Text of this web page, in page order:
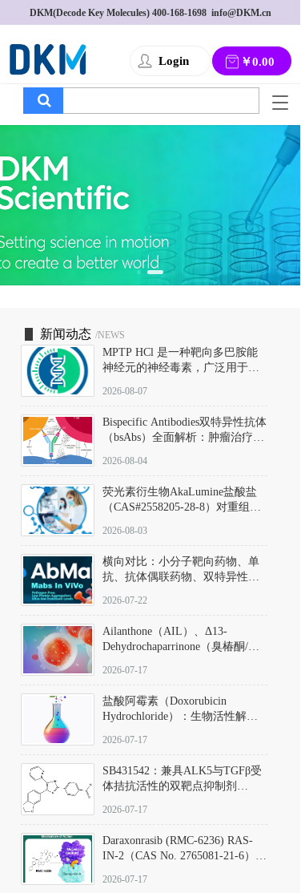
DKM(Decode Key Molecules) 400-168-1698
  info@DKM.cn
Login ￥0.00
T
g
g
l
a
v
i
g
a
新闻动态 /NEWS
MPTP HCl 是一种靶向多巴胺能
神经元的神经毒素，广泛用于构
以盐酸盐形式存在，可触发线粒
体介导的神经元凋亡。其经典应
用即为选择性损毁中脑黑质致密
部多巴胺能神经元，从而可靠模
拟帕金森病的核心病理与行为表
2026-08-07
Bispecific Antibodies双特异性抗体
（bsAbs）全面解析：肿瘤治疗的
2026-08-04
荧光素衍生物AkaLumine盐酸盐
（CAS#2558205-28-8）对重组萤
数（Km）为2.06 μM；其近红外
发光特性赋予优异的组织穿透能
力，大幅增强成像信噪比，从而
实现活体动物模型中极低给药剂
量下的高灵敏度、非侵入式生物
2026-08-03
横向对比：小分子靶向药物、单
抗、抗体偶联药物、双特异性抗
及应用瓶颈
2026-07-22
Ailanthone（AIL）、Δ13-
Dehydrochaparrinone（臭椿酮/臭
DKM货号 D806885
2026-07-17
盐酸阿霉素（Doxorubicin
Hydrochloride）：生物活性解
范
2026-07-17
SB431542：兼具ALK5与TGFβ受
体拮抗活性的双靶点抑制剂
D801067）
2026-07-17
Daraxonrasib (RMC-6236) RAS-
IN-2（CAS No. 2765081-21-6）：
向KRAS/NRAS/HRAS的广谱RAS
2026-07-17